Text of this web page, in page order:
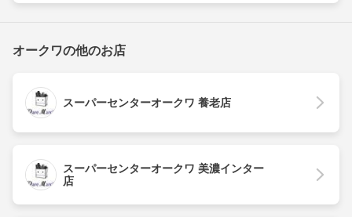
オークワの他のお店
スーパーセンターオークワ 養老店
スーパーセンターオークワ 美濃インター
店